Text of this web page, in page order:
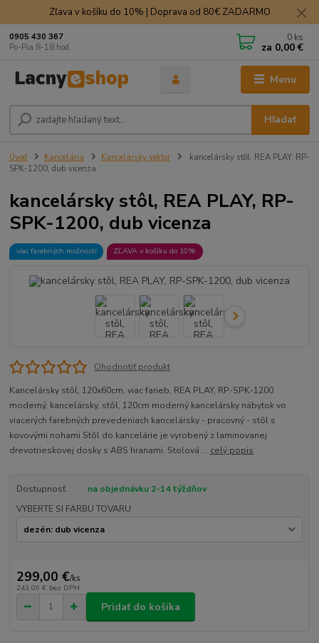
Zľava v košíku do 10% | Doprava od 80€ ZADARMO
Menu
Hľadať
0905 430 367
Po-Pia 8-18 hod.
0 ks
za 0,00 €
Úvod Kancelária Kancelársky sektor
kancelársky stôl, REA PLAY, RP-
SPK-1200, dub vicenza
kancelársky stôl, REA PLAY, RP-
SPK-1200, dub vicenza
viac farebných možností ZĽAVA v košíku do 10%
Ohodnotiť produkt
Kancelársky stôl, 120x60cm, viac farieb, REA PLAY, RP-SPK-1200
moderný, kancelársky, stôl, 120cm moderný kancelársky nábytok vo
viacerých farebných prevedeniach kancelársky - pracovný - stôl s
kovovými nohami Stôl do kancelárie je vyrobený z laminovanej
drevotrieskovej dosky s ABS hranami. Stolová ... celý popis
Dostupnosť
na objednávku 2-14 týždňov
VYBERTE SI FARBU TOVARU
299,00 €/ks
243,09 € bez DPH
Pridať do košíka